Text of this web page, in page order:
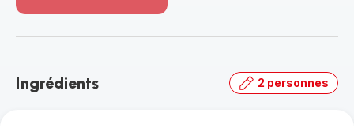
-
gamme
Ingrédients 2 personnes